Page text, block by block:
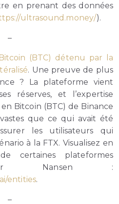
en prenant des données
ultrasound.money/).
–
(BTC) détenu par la
. Une preuve de plus
? La plateforme vient
réserves, et l’expertise
Bitcoin (BTC) de Binance
que ce qui avait été
les utilisateurs qui
à la FTX. Visualisez en
certaines plateformes
sur Nansen :
entities.
–